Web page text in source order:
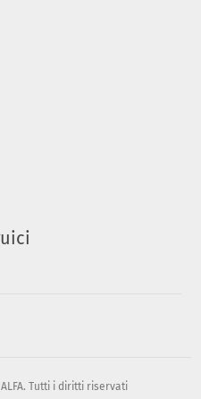
Tutti i diritti riservati